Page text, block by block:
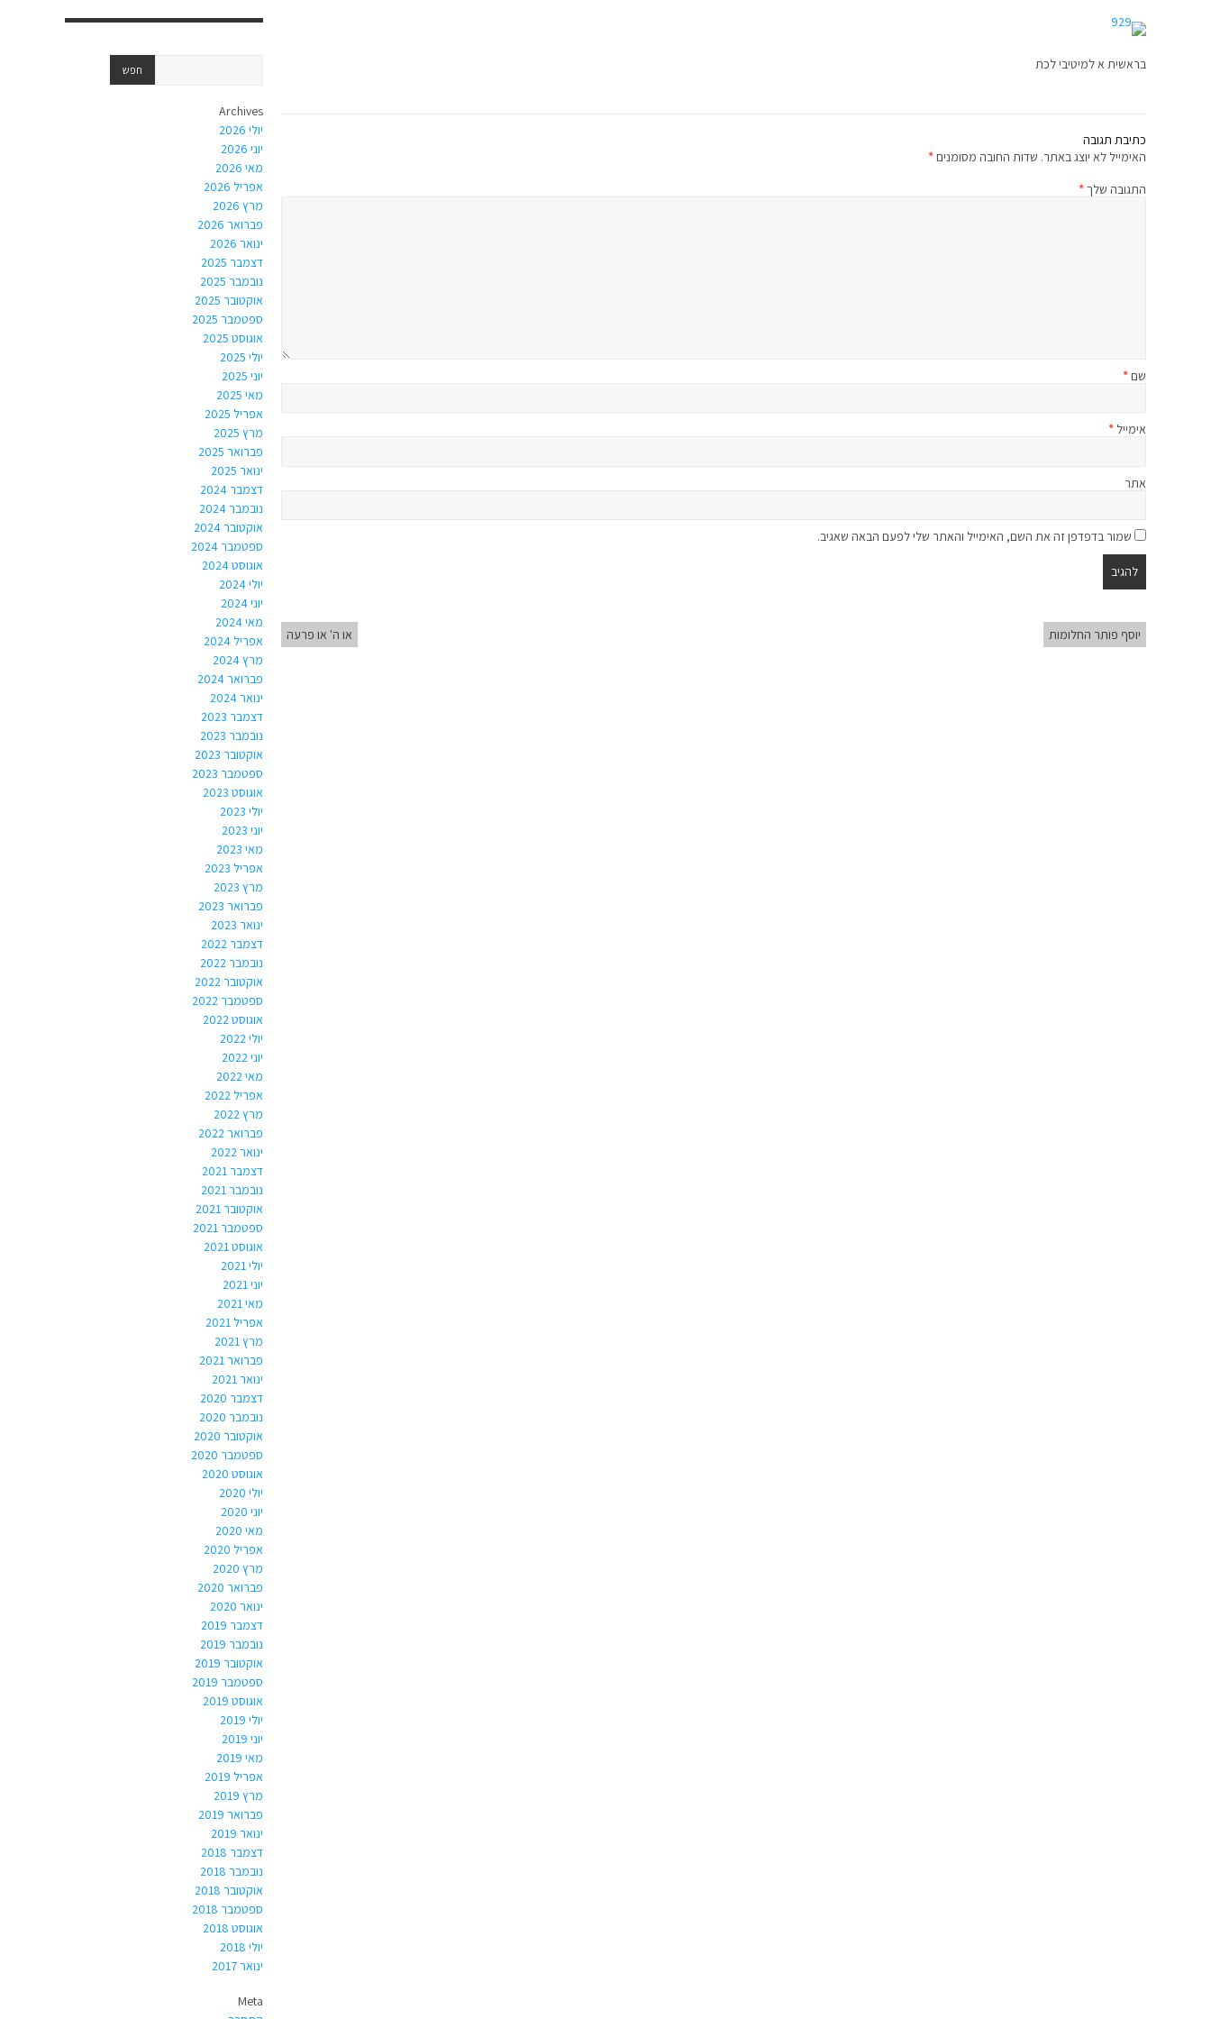
בראשית א למיטיבי לכת
כתיבת תגובה
האימייל לא יוצג באתר. שדות החובה מסומנים*
התגובה שלך*
שם*
אימייל *
אתר
שמור בדפדפן זה את השם, האימייל והאתר שלי לפעם הבאה שאגיב.
יוסף פותר החלומות או ה' או פרעה
Archives
יולי 2026
יוני 2026
מאי 2026
אפריל 2026
מרץ 2026
פברואר 2026
ינואר 2026
דצמבר 2025
נובמבר 2025
אוקטובר 2025
ספטמבר 2025
אוגוסט 2025
יולי 2025
יוני 2025
מאי 2025
אפריל 2025
מרץ 2025
פברואר 2025
ינואר 2025
דצמבר 2024
נובמבר 2024
אוקטובר 2024
ספטמבר 2024
אוגוסט 2024
יולי 2024
יוני 2024
מאי 2024
אפריל 2024
מרץ 2024
פברואר 2024
ינואר 2024
דצמבר 2023
נובמבר 2023
אוקטובר 2023
ספטמבר 2023
אוגוסט 2023
יולי 2023
יוני 2023
מאי 2023
אפריל 2023
מרץ 2023
פברואר 2023
ינואר 2023
דצמבר 2022
נובמבר 2022
אוקטובר 2022
ספטמבר 2022
אוגוסט 2022
יולי 2022
יוני 2022
מאי 2022
אפריל 2022
מרץ 2022
פברואר 2022
ינואר 2022
דצמבר 2021
נובמבר 2021
אוקטובר 2021
ספטמבר 2021
אוגוסט 2021
יולי 2021
יוני 2021
מאי 2021
אפריל 2021
מרץ 2021
פברואר 2021
ינואר 2021
דצמבר 2020
נובמבר 2020
אוקטובר 2020
ספטמבר 2020
אוגוסט 2020
יולי 2020
יוני 2020
מאי 2020
אפריל 2020
מרץ 2020
פברואר 2020
ינואר 2020
דצמבר 2019
נובמבר 2019
אוקטובר 2019
ספטמבר 2019
אוגוסט 2019
יולי 2019
יוני 2019
מאי 2019
אפריל 2019
מרץ 2019
פברואר 2019
ינואר 2019
דצמבר 2018
נובמבר 2018
אוקטובר 2018
ספטמבר 2018
אוגוסט 2018
יולי 2018
ינואר 2017
Meta